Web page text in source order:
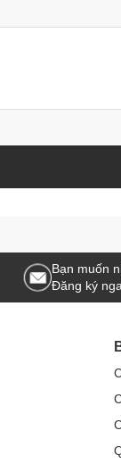
Bạn muốn
Đăng ký